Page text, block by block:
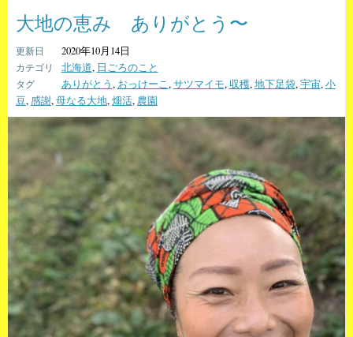
大地の恵み ありがとう〜
2020年10月14日
北海道, 日ごろのこと
ありがとう, おっけーこ,サツマイモ, 収穫,地下足袋,宇宙,小
豆,感謝,母なる大地,畑活, 農園